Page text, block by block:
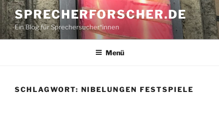
Zum
Inhalt
springen
SPRECHERFORSCHER.DE
Ein Blog für Sprechersucher*innen
Menü
SCHLAGWORT: NIBELUNGEN FESTSPIELE